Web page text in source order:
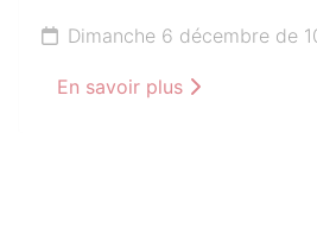
Dimanche 6 décembre de
En savoir plus